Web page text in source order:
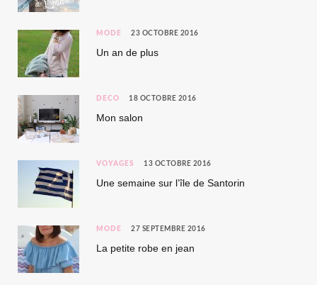
MODE 23 OCTOBRE 2016
Un an de plus
DÉCO 18 OCTOBRE 2016
Mon salon
VOYAGES 13 OCTOBRE 2016
Une semaine sur l’île de Santorin
MODE 27 SEPTEMBRE 2016
La petite robe en jean